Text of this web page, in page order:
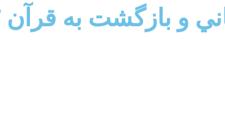
و بازگشت به قرآن ۲